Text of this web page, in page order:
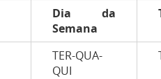
Dia da
Semana
TER-QUA-
QUI